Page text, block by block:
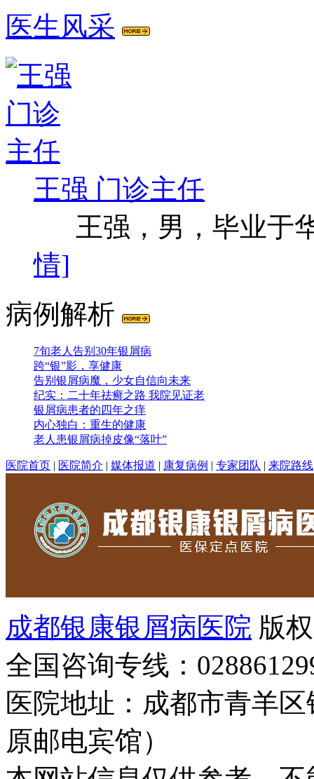
医生风采
王强 门诊主任
王强，男，毕业于
情]
病例解析
7旬老人告别30年银屑病
跨“银”影，享健康
告别银屑病魔，少女自信向未来
纪实：二十年祛癣之路 我院见证老
银屑病患者的四年之痒
内心独白：重生的健康
老人患银屑病掉皮像“落叶”
医院首页 | 医院简介 | 媒体报道 | 康复病例 | 专家团队 | 来院路线
成都银康银屑病医院 版
全国咨询专线：
医院地址：成都市青羊
原邮电宾馆）